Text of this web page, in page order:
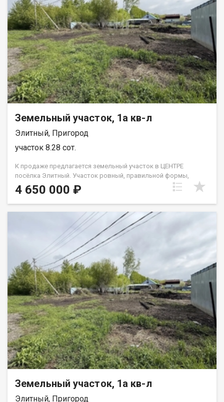
Земельный участок, 1а кв-л
Элитный, Пригород
участок 8.28 сот.
К продаже предлагается земельный участок в ЦЕНТРЕ
посёлка Элитный. Участок ровный, правильной формы,
площадь составляет 8.28 соток. Вид разрешенного
использования - ИЖС. Свет, вода, отопление и канализация -
центральные. Посёлок газифицирован, можно завести газ.
ПРЕИМУЩЕСТВОМ ПРОЖИВАНИЯ в данном посёлке является
наличие централизованных коммуникаций - свет, вода,
отопление и т.д., а также прямой выезд на Советское шоссе,
что позволяет быстро добраться до центра.
ИНФРАСТРУКТУРА: - В 150-ти метрах расположен детский сад
Лукоморье, который имеет исключительно положительные
отзывы, школу построят в скором времени, а пока что по
территории посёлка ходит автобус, который отвозит детей в
гимназию Краснообска. - В 200 метрах расположен ФАП
(Фельдшерско-акушерский пункт), который заменяет собой
поликлинику. - Есть супермаркет, продуктовый магазин и
аптека. Также, в данном посёлке имеются и другие объекты на
продажу (участки, дома). Можем помочь со строительством
дома, есть аккредитованные застройщики. Более подробно
по телефону. Звоните! Код пользователя: 21720 Номер в базе:
9118132
4 650 000 ₽
Земельный участок, 1а кв-л
Элитный, Пригород